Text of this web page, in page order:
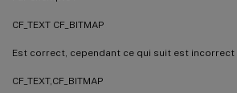
CF_TEXT CF_BITMAP
Est correct, cependant ce qui suit est incorrect
CF_TEXT,CF_BITMAP